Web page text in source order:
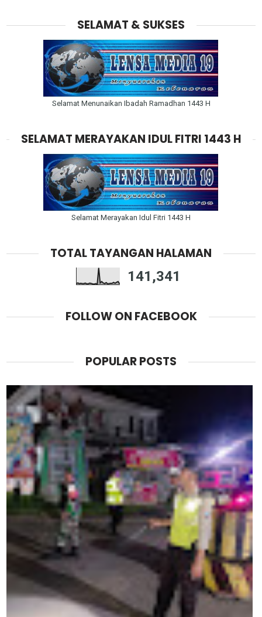
SELAMAT & SUKSES
Selamat Menunaikan Ibadah Ramadhan 1443 H
SELAMAT MERAYAKAN IDUL FITRI 1443 H
Selamat Merayakan Idul Fitri 1443 H
TOTAL TAYANGAN HALAMAN
141,341
FOLLOW ON FACEBOOK
POPULAR POSTS